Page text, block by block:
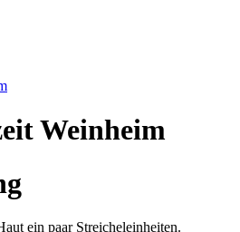
Weinheim
ein paar Streicheleinheiten.